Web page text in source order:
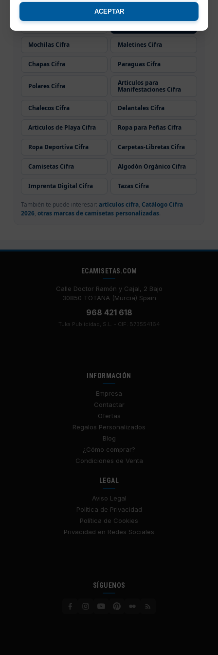
ACEPTAR
Toallas Cifra Ropa Colegios Cifra
Mochilas Cifra Maletines Cifra
Chapas Cifra Paraguas Cifra
Polares Cifra
Articulos para
Manifestaciones Cifra
Chalecos Cifra Delantales Cifra
Articulos de Playa Cifra Ropa para Peñas Cifra
Ropa Deportiva Cifra Carpetas-Libretas Cifra
Camisetas Cifra Algodón Orgánico Cifra
Imprenta Digital Cifra Tazas Cifra
También te puede interesar: artículos cifra, Catálogo Cifra
2026, otras marcas de camisetas personalizadas.
ECAMISETAS.COM
Calle Doctor Ramón y Cajal, 2 Bajo
30850 TOTANA (Murcia) Spain
968 421 618
Tuka Publicidad, S.L. - CIF: B73554164
INFORMACIÓN
Empresa
Contactar
Ofertas
Regalos Personalizados
Blog
¿Cómo comprar?
Condiciones de Venta
LEGAL
Aviso Legal
Política de Privacidad
Política de Cookies
Privacidad en Redes Sociales
SÍGUENOS